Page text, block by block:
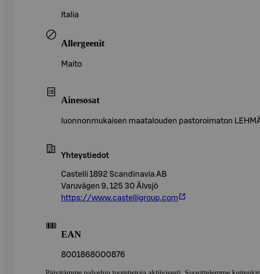
Italia
Allergeenit
Maito
Ainesosat
luonnonmukaisen maatalouden pastoroimaton
Yhteystiedot
Castelli 1892 Scandinavia AB
Varuvägen 9, 125 30 Älvsjö
https://www.castelligroup.com
EAN
8001868000876